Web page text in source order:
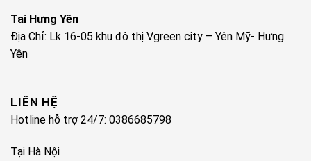
Tai Hưng Yên
Địa Chỉ: Lk 16-05 khu đô thị Vgreen city – Yên Mỹ- Hưng
Yên
LIÊN HỆ
Hotline hỗ trợ 24/7: 0386685798
Tại Hà Nội